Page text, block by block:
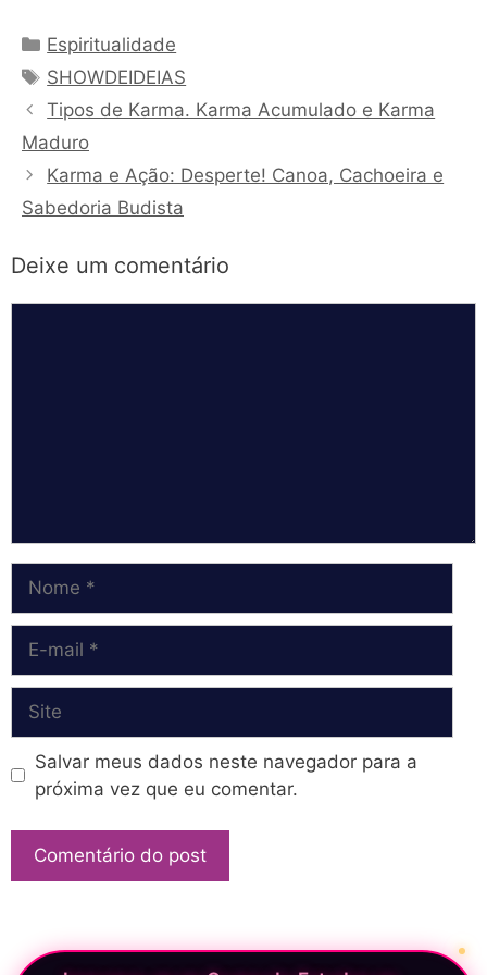
Categorias
Espiritualidade
Tags
SHOWDEIDEIAS
Tipos de Karma. Karma Acumulado e Karma
Maduro
Karma e Ação: Desperte! Canoa, Cachoeira e
Sabedoria Budista
Deixe um comentário
mail
Salvar meus dados neste navegador para a
próxima vez que eu comentar.